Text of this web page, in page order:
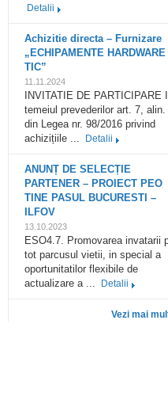
Detalii
Achizitie directa – Furnizare
„ECHIPAMENTE HARDWARE
TIC”
11.11.2024
INVITATIE DE PARTICIPARE
temeiul prevederilor art. 7, alin.
din Legea nr. 98/2016 privind
achizițiile ...
Detalii
ANUNȚ DE SELECȚIE
PARTENER – PROIECT PEO
TINE PASUL BUCURESTI –
ILFOV
13.10.2023
ESO4.7. Promovarea invatarii
tot parcusul vietii, in special a
oportunitatilor flexibile de
actualizare a ...
Detalii
Vezi mai